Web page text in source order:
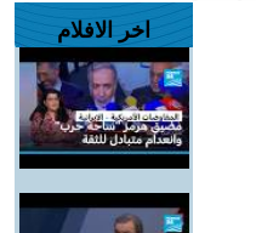
اخر الافلام